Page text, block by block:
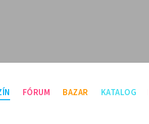
FÓRUM BAZAR KATALOG